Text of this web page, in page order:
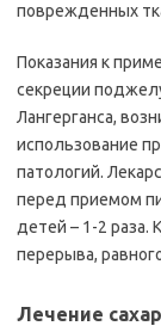
поврежденных
Показания к
секреции
Лангерганса,
использование
патологий.
перед приемом
детей – 1-2 раза.
перерыва,
Лечение